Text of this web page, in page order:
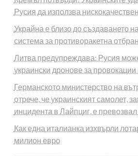
Русия да използва
Украйна е близо до създаването
система за противоракетна
Литва предупреждава: Русия
украински дронове за провокации
Германското министерство на
отрече, че украинският самолет,
инцидента в Лайпциг, е
Как една италианка изхвърли
милион евро